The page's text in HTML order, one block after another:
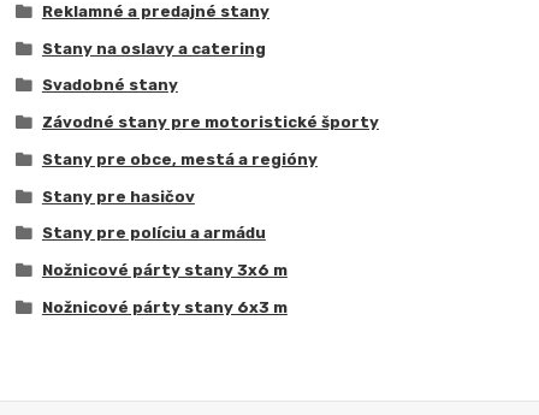
Reklamné a predajné stany
Stany na oslavy a catering
Svadobné stany
Závodné stany pre motoristické športy
Stany pre obce, mestá a regióny
Stany pre hasičov
Stany pre políciu a armádu
Nožnicové párty stany 3x6 m
Nožnicové párty stany 6x3 m